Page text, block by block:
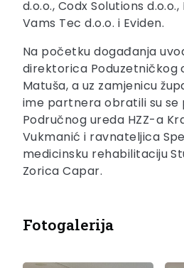
d.o.o., Codx Solutions
Vams Tec d.o.o. i Eviden.
Na početku događanja
direktorica Poduzetničkog
Matuša, a uz zamjenicu
ime partnera obratili su se
Područnog ureda HZZ-a
Vukmanić i ravnateljica
medicinsku rehabilitaciju
Zorica Capar.
Fotogalerija